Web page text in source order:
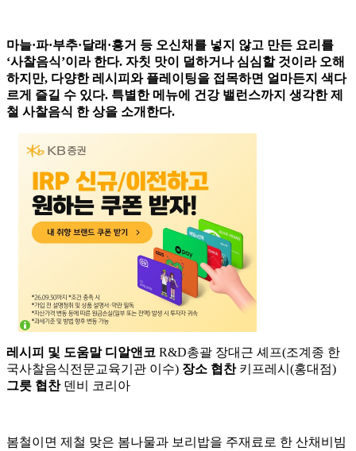
마늘·파·부추·달래·흥거 등 오신채를 넣지 않고 만든 요리를
‘사찰음식’이라 한다. 자칫 맛이 덜하거나 심심할 것이라 오해
하지만, 다양한 레시피와 플레이팅을 접목하면 얼마든지 색다
르게 즐길 수 있다. 특별한 메뉴에 건강 밸런스까지 생각한 제
철 사찰음식 한 상을 소개한다.
레시피 및 도움말 디알앤코 R&D총괄 장대근 셰프(조계종 한
국사찰음식전문교육기관 이수) 장소 협찬키프레시(홍대점)
그릇 협찬덴비 코리아
봄철이면 제철 맞은 봄나물과 보리밥을 주재료로 한 산채비빔